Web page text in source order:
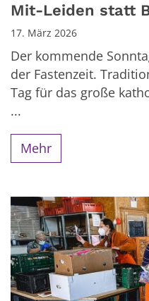
Mit-Leiden statt
17. März 2026
Der kommende
der Fastenzeit.
Tag für das große
...
Mehr